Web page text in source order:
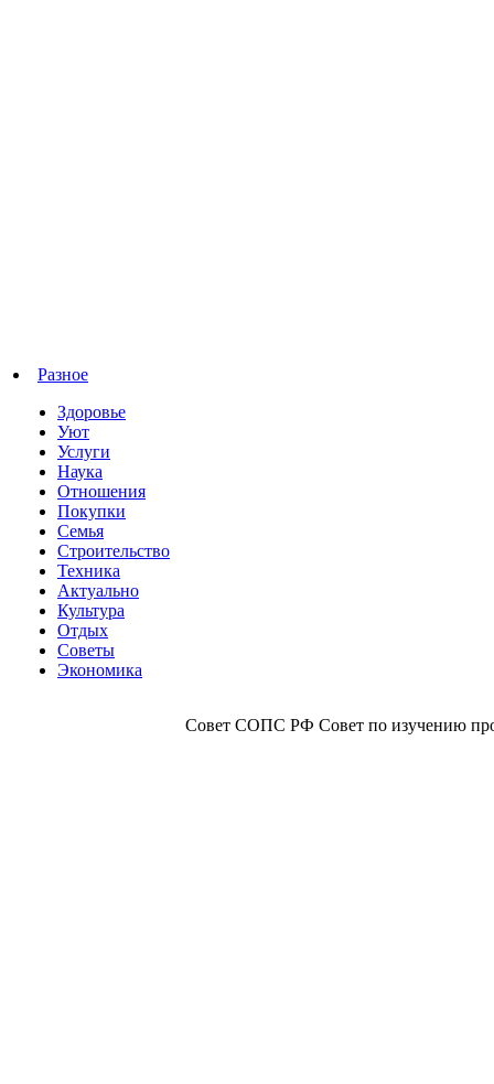
Разное
Здоровье
Уют
Услуги
Наука
Отношения
Покупки
Семья
Строительство
Техника
Актуально
Культура
Отдых
Советы
Экономика
Совет СОПС РФ Совет по изучению